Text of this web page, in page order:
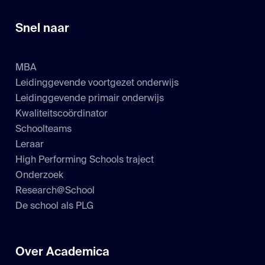
Snel naar
MBA
Leidinggevende voortgezet onderwijs
Leidinggevende primair onderwijs
Kwaliteitscoördinator
Schoolteams
Leraar
High Performing Schools traject
Onderzoek
Research@School
De school als PLG
Over Academica